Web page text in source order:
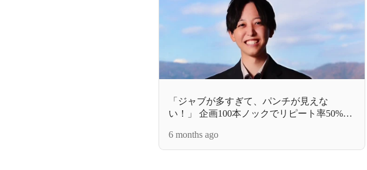
「ジャブが多すぎて、パンチが見えな
い！」 企画100本ノックでリピート率50%超
《NSグランプリ受賞者インタビュー》
6 months ago